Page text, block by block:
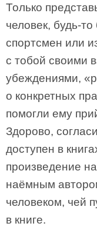
Только
человек, будь-
спортсмен или
с тобой своими
убеждениями,
о конкретных
помогли ему
Здорово,
доступен в
произведение
наёмным
человеком, чей
в книге.